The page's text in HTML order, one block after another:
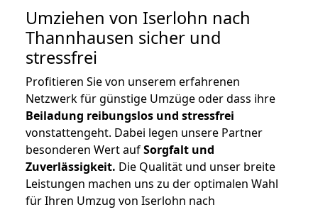
Umziehen von Iserlohn nach
Thannhausen sicher und
stressfrei
Profitieren Sie von unserem erfahrenen
Netzwerk für günstige Umzüge oder dass ihre
Beiladung reibungslos und stressfrei
vonstattengeht. Dabei legen unsere Partner
besonderen Wert aufSorgfalt und
Zuverlässigkeit. Die Qualität und unser breite
Leistungen machen uns zu der optimalen Wahl
für Ihren Umzug von Iserlohn nach